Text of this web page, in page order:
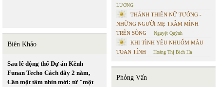
Biên Khảo
Sau lễ động thổ Dự án Kênh
Funan Techo Cách đây 2 năm,
Cần một tầm nhìn mới: từ "một
LƯƠNG
THÁNH THIÊN NỮ TƯỚNG -
NHỮNG NGƯỜI MẸ TRẦM MÌNH
TRÊN SÔNG
Nguyệt Quỳnh
KHI TÌNH YÊU NHUỐM MÀU
TOAN TÍNH
Hoàng Thị Bích Hà
Phỏng Vấn